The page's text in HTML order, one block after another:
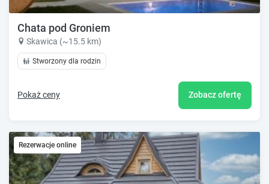
Chata pod Groniem
Skawica (~15.5 km)
Stworzony dla rodzin
Pokaż ceny Zobacz ofertę
Rezerwacje online